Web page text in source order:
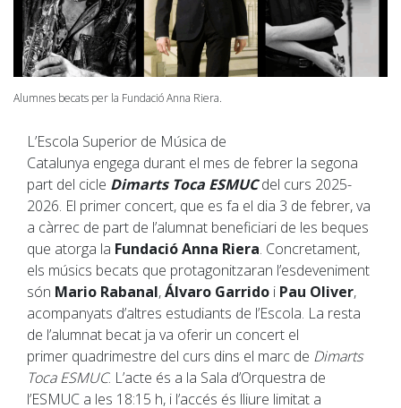
Alumnes becats per la Fundació Anna Riera.
L’Escola Superior de Música de
Catalunya engega durant el mes de febrer la segona
part del cicle Dimarts Toca ESMUCdel curs 2025-
2026. El primer concert, que es fa el dia 3 de febrer, va
a càrrec de part de l’alumnat beneficiari de les beques
que atorga la Fundació Anna Riera. Concretament,
els músics becats que protagonitzaran l’esdeveniment
són Mario Rabanal,Álvaro Garrido i Pau Oliver,
acompanyats d’altres estudiants de l’Escola. La resta
de l’alumnat becat ja va oferir un concert el
primer quadrimestre del curs dins el marc de Dimarts
Toca ESMUC. L’acte és a la Sala d’Orquestra de
l’ESMUC a les 18:15 h, i l’accés és lliure limitat a